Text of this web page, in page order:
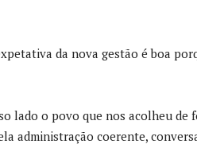
da nova gestão é boa
lado o povo que nos acolheu de
administração coerente,